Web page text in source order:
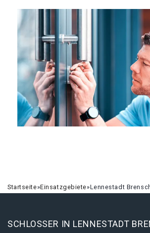
Startseite»Einsatzgebiete»Lennestadt
SCHLOSSER IN LENNESTADT